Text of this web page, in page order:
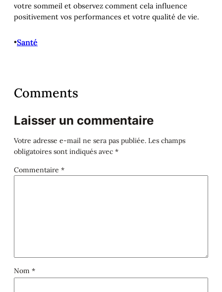
votre sommeil et observez comment cela influence
positivement vos performances et votre qualité de vie.
•Santé
Comments
Laisser un commentaire
Votre adresse e-mail ne sera pas publiée. Les champs
obligatoires sont indiqués avec *
Commentaire *
Nom *